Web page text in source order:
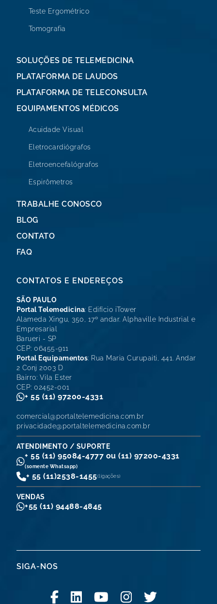
Teste Ergométrico
Tomografia
SOLUÇÕES DE TELEMEDICINA
PLATAFORMA DE LAUDOS
PLATAFORMA DE TELECONSULTA
EQUIPAMENTOS MÉDICOS
Acuidade Visual
Eletrocardiógrafos
Eletroencefalógrafos
Espirômetros
TRABALHE CONOSCO
BLOG
CONTATO
FAQ
CONTATOS E ENDEREÇOS
SÃO PAULO
Portal Telemedicina: Edifício iTower
Alameda Xingu, 350, 17º andar. Alphaville Industrial e
Empresarial
Barueri - SP
CEP: 06455-911
Portal Equipamentos: Rua Maria Curupaiti, 441. Andar
2 Conj 2003 D
Bairro: Vila Ester
CEP: 02452-001
+ 55 (11) 97200-4331
comercial@portaltelemedicina.com.br
privacidade@portaltelemedicina.com.br
ATENDIMENTO / SUPORTE
+ 55 (11) 95084-4777 ou (11) 97200-4331
(somente Whatsapp)
+ 55 (11)2538-1455(ligações)
VENDAS
+55 (11) 94488-4845
SIGA-NOS